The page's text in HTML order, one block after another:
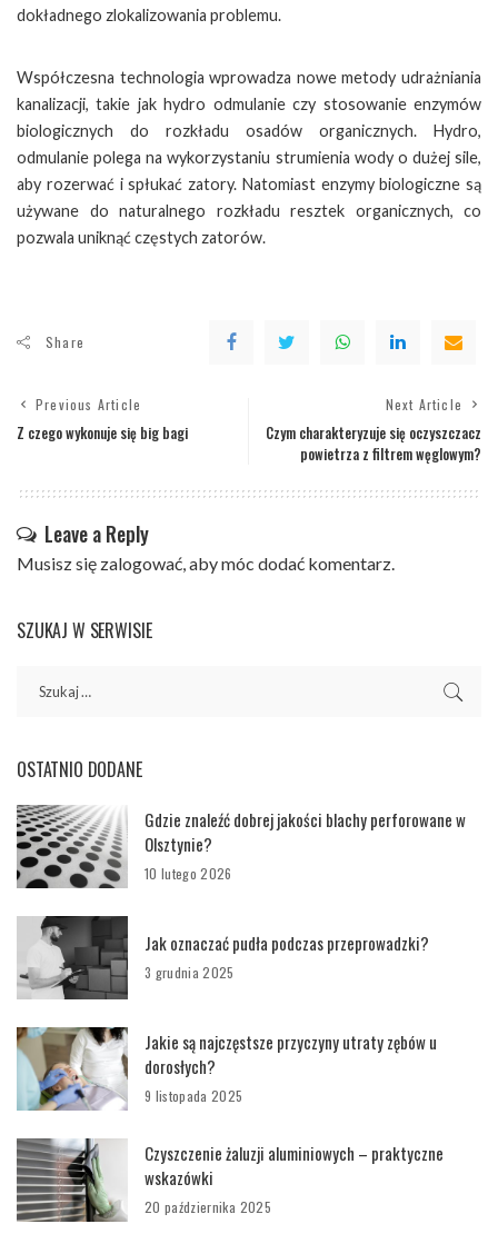
dokładnego zlokalizowania problemu.
Współczesna technologia wprowadza nowe metody udrażniania
kanalizacji, takie jak hydro odmulanie czy stosowanie enzymów
biologicznych do rozkładu osadów organicznych. Hydro,
odmulanie polega na wykorzystaniu strumienia wody o dużej sile,
aby rozerwać i spłukać zatory. Natomiast enzymy biologiczne są
używane do naturalnego rozkładu resztek organicznych, co
pozwala uniknąć częstych zatorów.
Share
Previous Article
Z czego wykonuje się big bagi
Next Article
Czym charakteryzuje się oczyszczacz
powietrza z filtrem węglowym?
Leave a Reply
Musisz się zalogować, aby móc dodać komentarz.
SZUKAJ W SERWISIE
OSTATNIO DODANE
Gdzie znaleźć dobrej jakości blachy perforowane w
Olsztynie?
10 lutego 2026
Jak oznaczać pudła podczas przeprowadzki?
3 grudnia 2025
Jakie są najczęstsze przyczyny utraty zębów u
dorosłych?
9 listopada 2025
Czyszczenie żaluzji aluminiowych – praktyczne
wskazówki
20 października 2025